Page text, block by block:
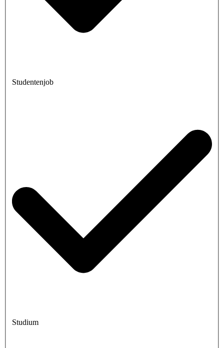
Studentenjob
Studium